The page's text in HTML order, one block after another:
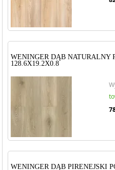
WENINGER DĄB NATURALNY
128.6X19.2X0.8
WENINGER DĄB PIRENEJSKI